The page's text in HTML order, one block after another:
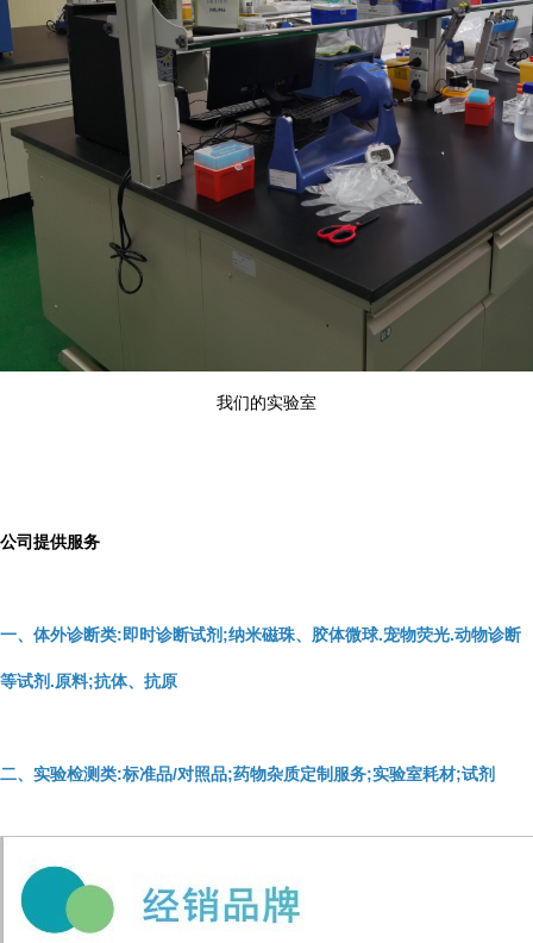
我们的实验室
公司提供服务
一、体外诊断类:即时诊断试剂;纳米磁珠、胶体微球.宠物荧光.动物诊断
等试剂.原料;抗体、抗原
二、实验检测类:标准品/对照品;药物杂质定制服务;实验室耗材;试剂